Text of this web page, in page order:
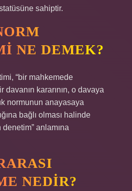
sahiptir.
NE DEMEK?
“bir mahkemede
kararının, o davaya
normunun anayasaya
bağlı olması halinde
denetim” anlamına
NEDIR?